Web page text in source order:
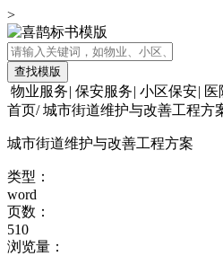
>
查找模版
物业服务| 保安服务| 小区保安| 医
首页/ 城市街道维护与改善工程方
城市街道维护与改善工程方案
类型：
word
页数：
510
浏览量：